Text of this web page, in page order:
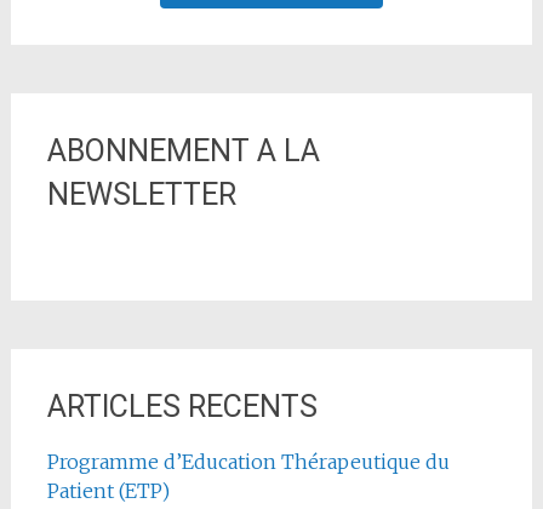
ABONNEMENT A LA
NEWSLETTER
ARTICLES RECENTS
Programme d’Education Thérapeutique du
Patient (ETP)